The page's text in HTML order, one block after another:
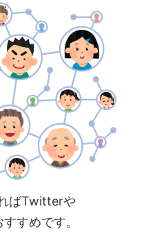
ばTwitterや
すめです。